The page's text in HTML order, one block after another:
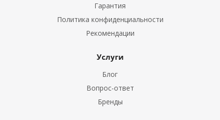
Гарантия
Политика конфиденциальности
Рекомендации
Услуги
Блог
Вопрос-ответ
Бренды